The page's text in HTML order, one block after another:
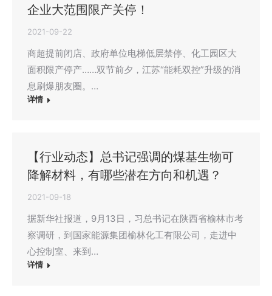
企业大范围限产关停！
2021-09-22
商超提前闭店、政府单位电梯低层禁停、化工园区大
面积限产停产……双节前夕，江苏“能耗双控”升级的消
息刷爆朋友圈。…
详情
【行业动态】总书记强调的煤基生物可
降解材料，有哪些潜在方向和机遇？
2021-09-18
据新华社报道，9月13日，习总书记在陕西省榆林市考
察调研，到国家能源集团榆林化工有限公司，走进中
心控制室、来到…
详情